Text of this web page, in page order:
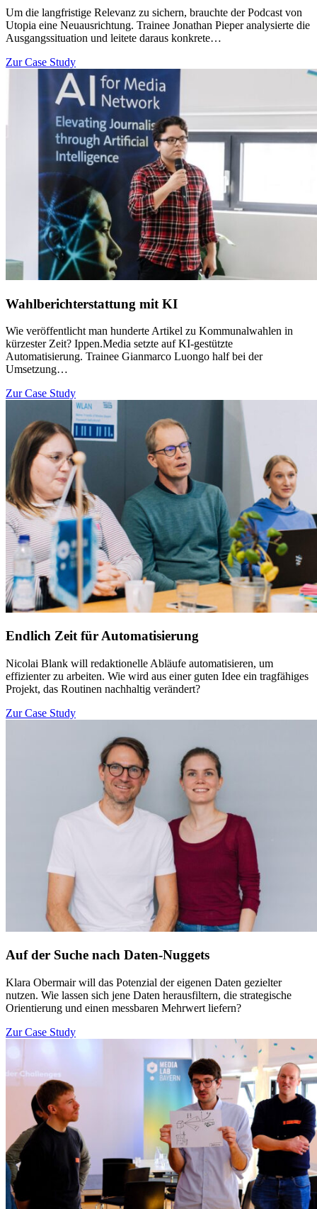
Um die langfristige Relevanz zu sichern, brauchte der Podcast von
Utopia eine Neuausrichtung. Trainee Jonathan Pieper analysierte die
Ausgangssituation und leitete daraus konkrete…
Zur Case Study
Wahlberichterstattung mit KI
Wie veröffentlicht man hunderte Artikel zu Kommunalwahlen in
kürzester Zeit? Ippen.Media setzte auf KI-gestützte
Automatisierung. Trainee Gianmarco Luongo half bei der
Umsetzung…
Zur Case Study
Endlich Zeit für Automatisierung
Nicolai Blank will redaktionelle Abläufe automatisieren, um
effizienter zu arbeiten. Wie wird aus einer guten Idee ein tragfähiges
Projekt, das Routinen nachhaltig verändert?
Zur Case Study
Auf der Suche nach Daten-Nuggets
Klara Obermair will das Potenzial der eigenen Daten gezielter
nutzen. Wie lassen sich jene Daten herausfiltern, die strategische
Orientierung und einen messbaren Mehrwert liefern?
Zur Case Study